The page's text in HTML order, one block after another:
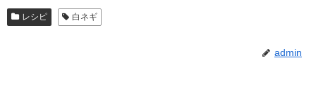
レシピ 白ネギ
admin